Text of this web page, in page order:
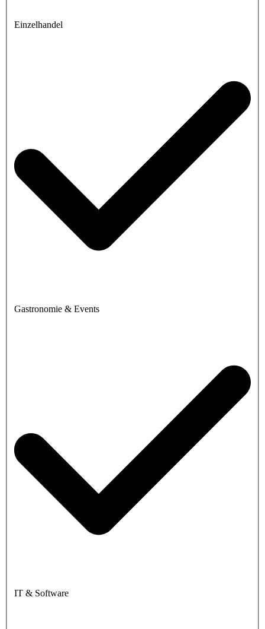
Einzelhandel
Gastronomie & Events
IT & Software